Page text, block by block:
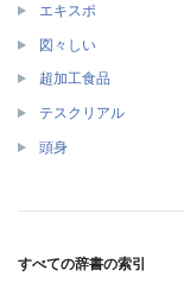
エキスポ
図々しい
超加工食品
テスクリアル
頭身
すべての辞書の索引